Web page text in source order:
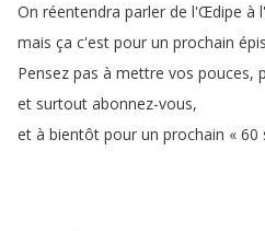
On réentendra parler de l'Œdipe à
mais ça c'est pour un prochain
Pensez pas à mettre vos pouces,
et surtout abonnez-vous,
et à bientôt pour un prochain « 60